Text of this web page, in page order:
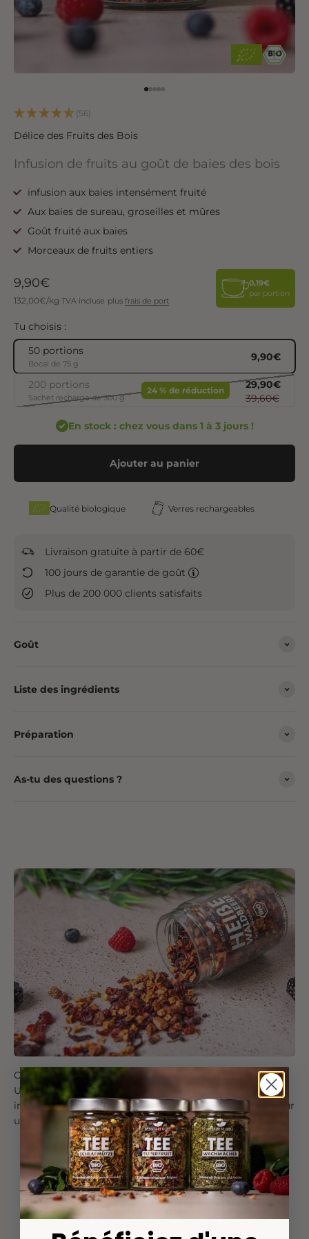
(56)
Délice des Fruits des Bois
Infusion de fruits au goût de baies des bois
infusion aux baies intensément fruité
Aux baies de sureau, groseilles et mûres
Goût fruité aux baies
Morceaux de fruits entiers
Angebot
9,90€
132,00€/kg TVA incluse plus frais de port
0,19€
par portion
Tu choisis :
50 portions
Bocal de 75 g
Angebot
9,90€
Regulärer
200 portions
Sachet recharge de 300 g
24 % de réduction
Angebot
29,90€
Regulärer
39,60€
En stock : chez vous dans 1 à 3 jours !
Ajouter au panier
Qualité biologique Verres rechargeables
Livraison gratuite à partir de 60€
100 jours de garantie de goût
Plus de 200 000 clients satisfaits
Goût
Liste des ingrédients
Préparation
As-tu des questions ?
Ce qu'une forêt a à offrir
Un mélange intense de baies qui ravit tes papilles. Cette
infusion allie la douceur et l'arôme des baies des bois pour
un plaisir qui réchauffe.
Excellent